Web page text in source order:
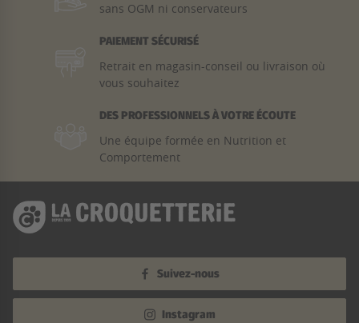
sans OGM ni conservateurs
PAIEMENT SÉCURISÉ
Retrait en magasin-conseil ou livraison où
vous souhaitez
DES PROFESSIONNELS À VOTRE ÉCOUTE
Une équipe formée en Nutrition et
Comportement
Suivez-nous
Instagram